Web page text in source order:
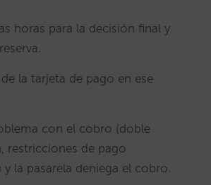
horas para la decisión final y
la tarjeta de pago en ese
con el cobro (doble
restricciones de pago
la pasarela deniega el cobro.